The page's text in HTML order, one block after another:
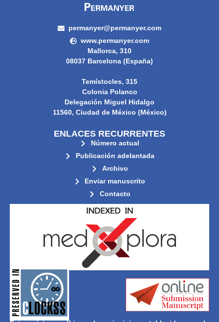
permanyer@permanyer.com
www.permanyer.com
Mallorca, 310
08037 Barcelona (España)
Temístocles, 315
Colonia Polanco
Delegación Miguel Hidalgo
11560, Ciudad de México (México)
ENLACES RECURRENTES
Número actual
Publicación adelantada
Archivo
Enviar manuscrito
Contacto
CLOCKSS is a dak archive that
ensures the long-term survival
of web-based scholary
publications, governed by and for
its stakeholders.